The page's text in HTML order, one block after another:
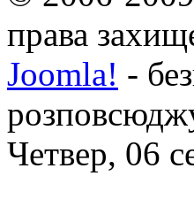
права
Joomla! -
Четвер, 06